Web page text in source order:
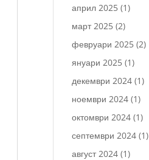
април 2025 (1)
март 2025 (2)
февруари 2025 (2)
януари 2025 (1)
декември 2024 (1)
ноември 2024 (1)
октомври 2024 (1)
септември 2024 (1)
август 2024 (1)